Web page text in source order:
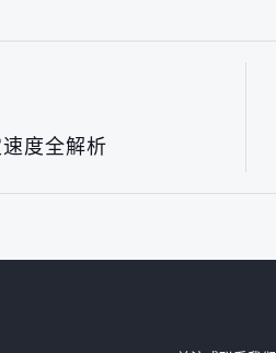
度全解析